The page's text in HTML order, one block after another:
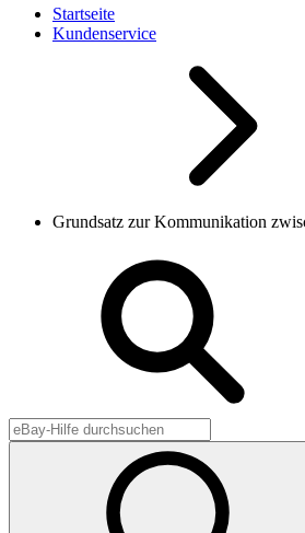
Startseite
Kundenservice
Grundsatz zur Kommunikation